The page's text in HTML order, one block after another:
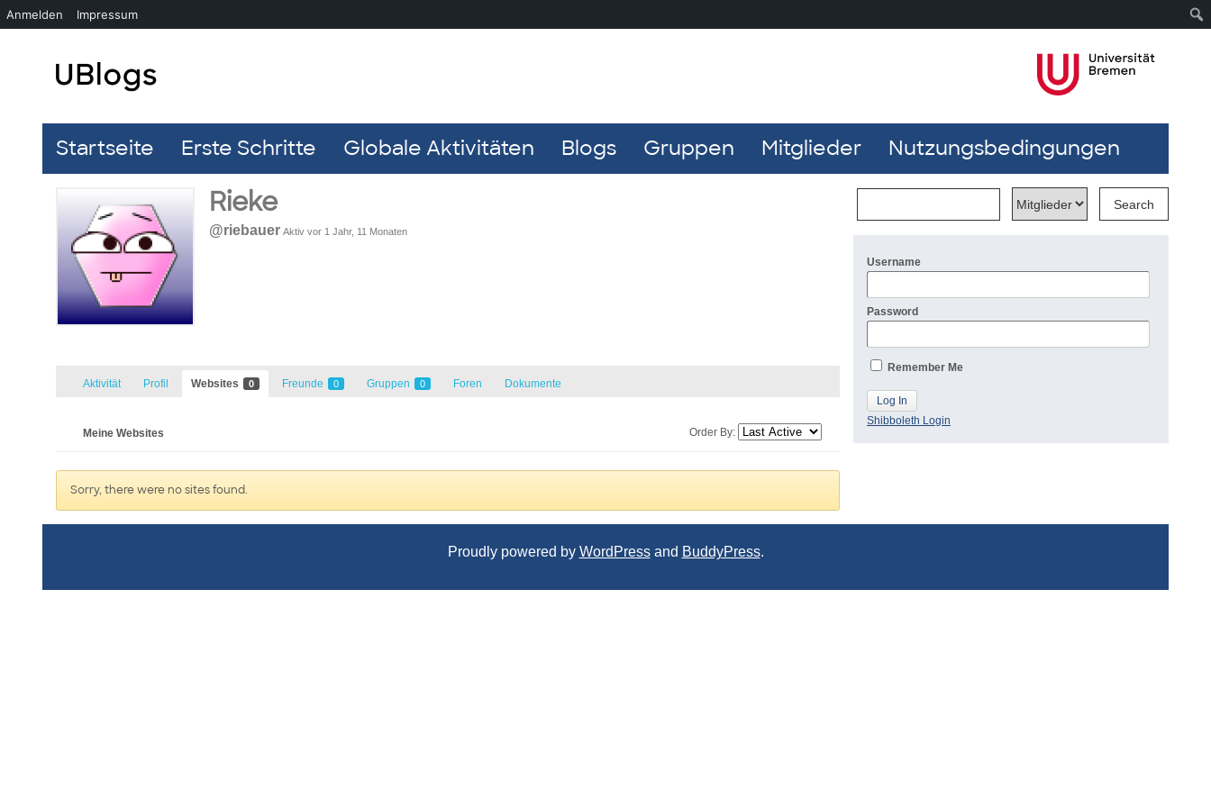
Startseite Erste Schritte Globale Aktivitäten Blogs Gruppen Mitglieder Nutzungsbedingungen
Rieke
@riebauer Aktiv vor 1 Jahr, 11 Monaten
Aktivität Profil Websites 0 Freunde 0 Gruppen 0 Foren Dokumente
Meine Websites Order By:
Sorry, there were no sites found.
Username
Password
Remember Me
Shibboleth Login
Proudly powered by WordPressand BuddyPress.
Anmelden Impressum